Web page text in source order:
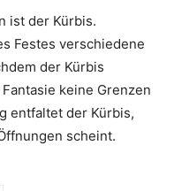
ist der Kürbis.
Festes verschiedene
der Kürbis
keine Grenzen
entfaltet der Kürbis,
scheint.